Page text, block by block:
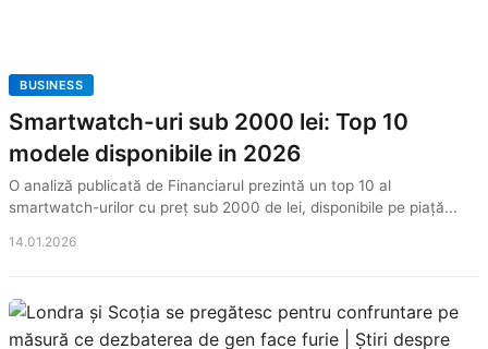
BUSINESS
Smartwatch-uri sub 2000 lei: Top 10
modele disponibile in 2026
O analiză publicată de Financiarul prezintă un top 10 al
smartwatch-urilor cu preț sub 2000 de lei, disponibile pe piață...
14.01.2026